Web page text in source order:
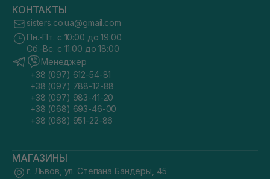
КОНТАКТЫ
sisters.co.ua@gmail.com
Пн.-Пт. с 10:00 до 19:00
Сб.-Вс. с 11:00 до 18:00
Менеджер
+38 (097) 612-54-81
+38 (097) 788-12-88
+38 (097) 983-41-20
+38 (068) 693-46-00
+38 (068) 951-22-86
МАГАЗИНЫ
г. Львов, ул. Степана Бандеры, 45